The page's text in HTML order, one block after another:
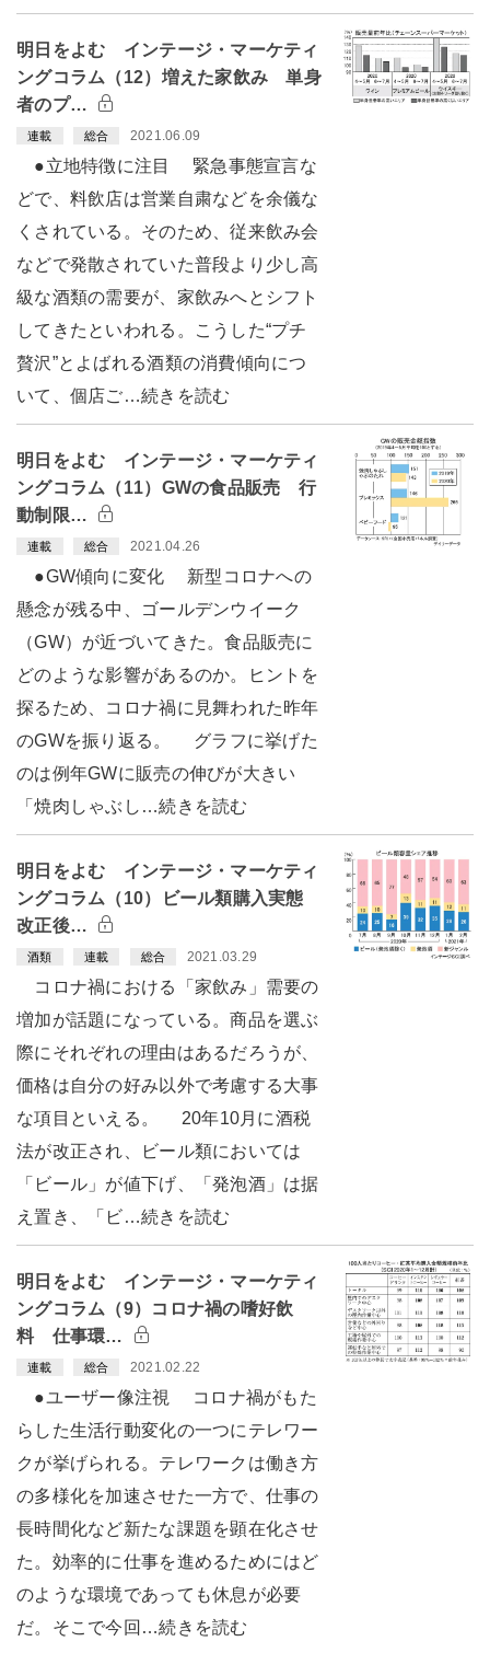
明日をよむ インテージ・マーケティ
ングコラム（12）増えた家飲み 単身
者のプ…
連載 総合 2021.06.09
●立地特徴に注目 緊急事態宣言な
どで、料飲店は営業自粛などを余儀な
くされている。そのため、従来飲み会
などで発散されていた普段より少し高
級な酒類の需要が、家飲みへとシフト
してきたといわれる。こうした“プチ
贅沢”とよばれる酒類の消費傾向につ
いて、個店ご…続きを読む
明日をよむ インテージ・マーケティ
ングコラム（11）GWの食品販売 行
動制限…
連載 総合 2021.04.26
●GW傾向に変化 新型コロナへの
懸念が残る中、ゴールデンウイーク
（GW）が近づいてきた。食品販売に
どのような影響があるのか。ヒントを
探るため、コロナ禍に見舞われた昨年
のGWを振り返る。 グラフに挙げた
のは例年GWに販売の伸びが大きい
「焼肉しゃぶし…続きを読む
明日をよむ インテージ・マーケティ
ングコラム（10）ビール類購入実態
改正後…
酒類 連載 総合 2021.03.29
コロナ禍における「家飲み」需要の
増加が話題になっている。商品を選ぶ
際にそれぞれの理由はあるだろうが、
価格は自分の好み以外で考慮する大事
な項目といえる。 20年10月に酒税
法が改正され、ビール類においては
「ビール」が値下げ、「発泡酒」は据
え置き、「ビ…続きを読む
明日をよむ インテージ・マーケティ
ングコラム（9）コロナ禍の嗜好飲
料 仕事環…
連載 総合 2021.02.22
●ユーザー像注視 コロナ禍がもた
らした生活行動変化の一つにテレワー
クが挙げられる。テレワークは働き方
の多様化を加速させた一方で、仕事の
長時間化など新たな課題を顕在化させ
た。効率的に仕事を進めるためにはど
のような環境であっても休息が必要
だ。そこで今回…続きを読む